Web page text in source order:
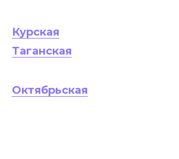
Курская
Таганская
Октябрьская